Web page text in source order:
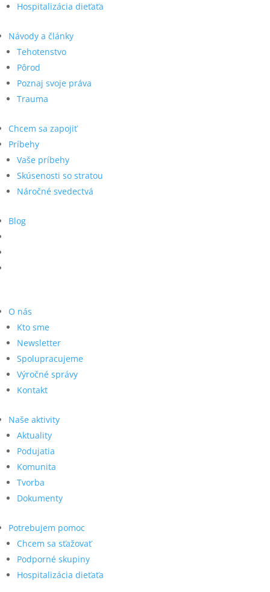
Hospitalizácia dieťaťa
Návody a články
Tehotenstvo
Pôrod
Poznaj svoje práva
Trauma
Chcem sa zapojiť
Príbehy
Vaše príbehy
Skúsenosti so stratou
Náročné svedectvá
Blog
O nás
Kto sme
Newsletter
Spolupracujeme
Výročné správy
Kontakt
Naše aktivity
Aktuality
Podujatia
Komunita
Tvorba
Dokumenty
Potrebujem pomoc
Chcem sa sťažovať
Podporné skupiny
Hospitalizácia dieťaťa